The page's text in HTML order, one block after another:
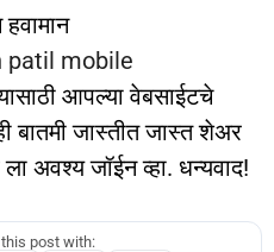
patil mobile
आपल्या वेबसाईटचे
जास्तीत जास्त शेअर
अवश्य जॉईन व्हा. धन्यवाद!
post with: